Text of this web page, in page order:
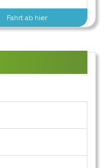
Fahrt ab hier